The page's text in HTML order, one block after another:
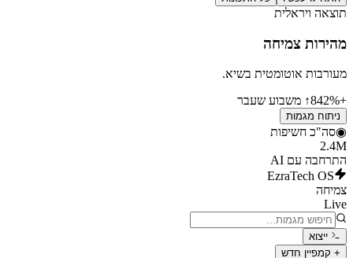
תוצאה ויראלית
מהירות צמיחה
מעורבות אוטומטית בשיא.
+842%
↑ משבוע שעבר
ניתוח מגמות
◉סה"כ חשיפות
2.4M
התרחבה עם AI
EzraTech OS
צמיחה
Live
ייצוא
+ קמפיין חדש